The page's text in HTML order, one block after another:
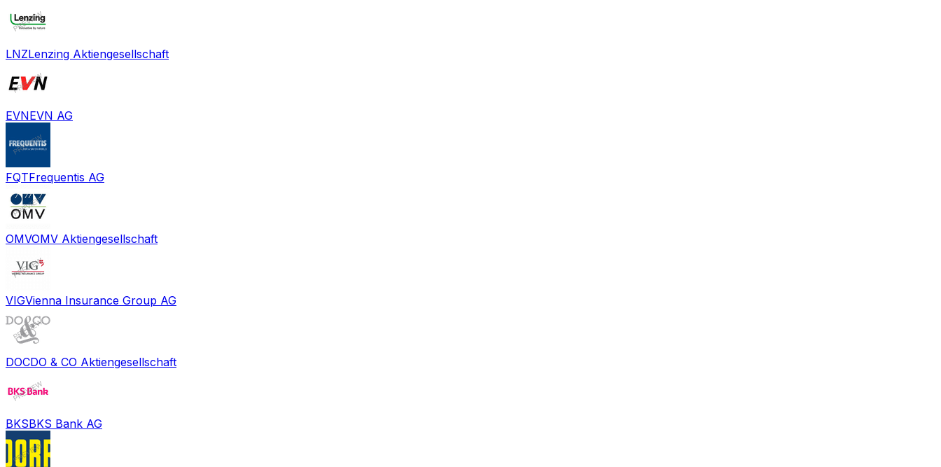
LNZLenzing Aktiengesellschaft
EVNEVN AG
FQTFrequentis AG
OMVOMV Aktiengesellschaft
VIGVienna Insurance Group AG
DOCDO & CO Aktiengesellschaft
BKSBKS Bank AG